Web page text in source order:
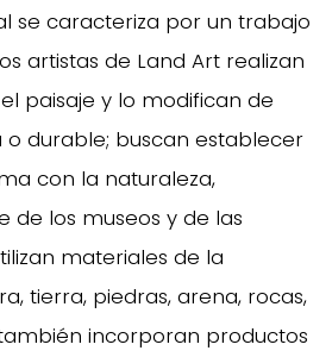
se caracteriza por un trabajo
artistas de Land Art realizan
paisaje y lo modifican de
durable; buscan establecer
con la naturaleza,
de los museos y de las
materiales de la
tierra, piedras, arena, rocas,
incorporan productos